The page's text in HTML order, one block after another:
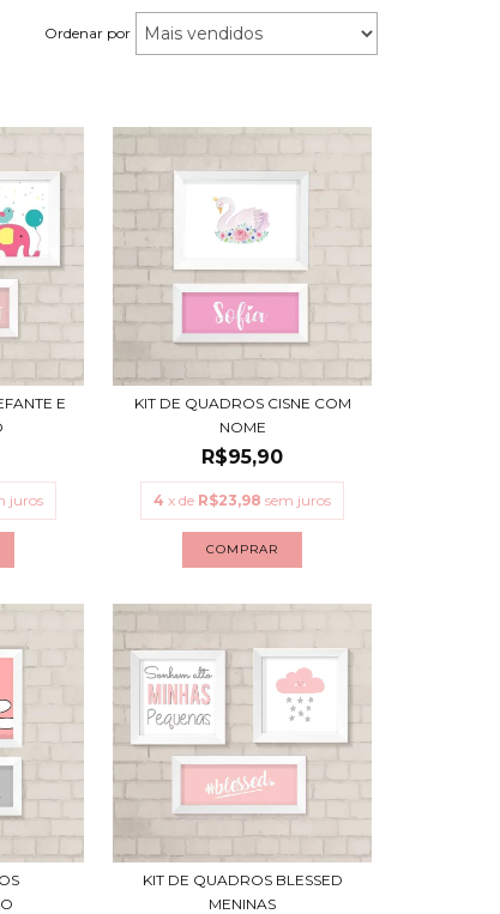
Ordenar por
E
juros
KIT DE QUADROS CISNE COM
NOME
R$95,90
4 x de R$23,98 sem juros
COMPRAR
KIT DE QUADROS BLESSED
MENINAS